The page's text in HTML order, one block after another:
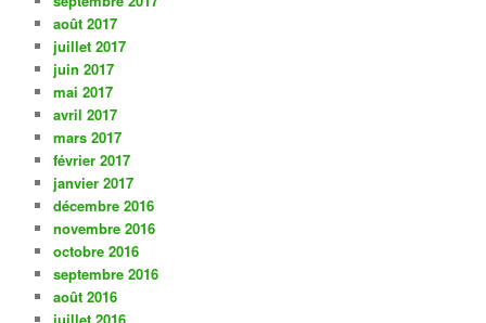
août 2017
juillet 2017
juin 2017
mai 2017
avril 2017
mars 2017
février 2017
janvier 2017
décembre 2016
novembre 2016
octobre 2016
septembre 2016
août 2016